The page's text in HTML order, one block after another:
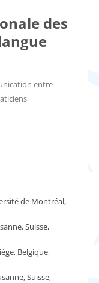
des
entre
de Montréal,
Suisse,
Belgique,
Suisse,